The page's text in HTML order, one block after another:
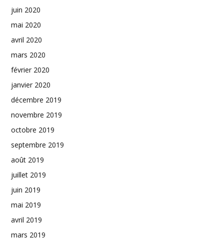
juin 2020
mai 2020
avril 2020
mars 2020
février 2020
janvier 2020
décembre 2019
novembre 2019
octobre 2019
septembre 2019
août 2019
juillet 2019
juin 2019
mai 2019
avril 2019
mars 2019